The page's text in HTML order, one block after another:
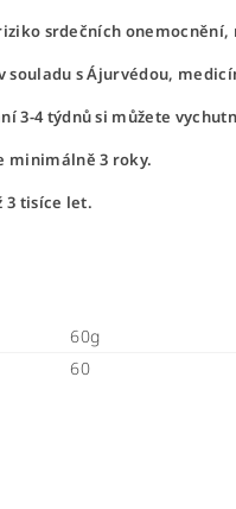
srdečních
s Ájurvédou,
3-4 týdnů si můžete
minimálně 3 roky.
3 tisíce let.
60g
60